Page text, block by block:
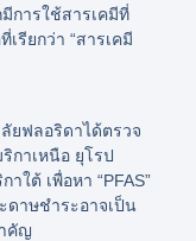
การใช้สารเคมีที่
รียกว่า “สารเคมี
ยฟลอริดาได้ตรวจ
กาเหนือ ยุโรป
ใต้ เพื่อหา “PFAS”
ดาษชำระอาจเป็น
คัญ